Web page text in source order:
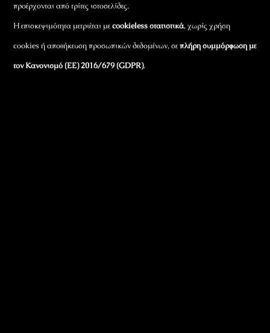
προέρχονται από τρίτες ιστοσελίδες.
Η επισκεψιμότητα μετριέται μεcookieless στατιστικά, χωρίς χρήση
cookies ή αποθήκευση προσωπικών δεδομένων, σεπλήρη συμμόρφωση με
τον Κανονισμό (ΕΕ) 2016/679 (GDPR).